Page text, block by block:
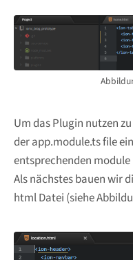
Um das Plugin nutzen
der app.module.ts file
entsprechenden
Als nächstes bauen wir
html Datei (siehe